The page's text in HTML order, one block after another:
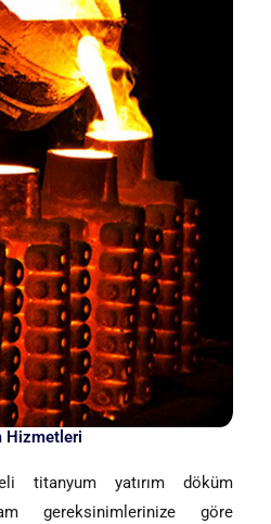
Hizmetleri
titanyum yatırım döküm
gereksinimlerinize göre